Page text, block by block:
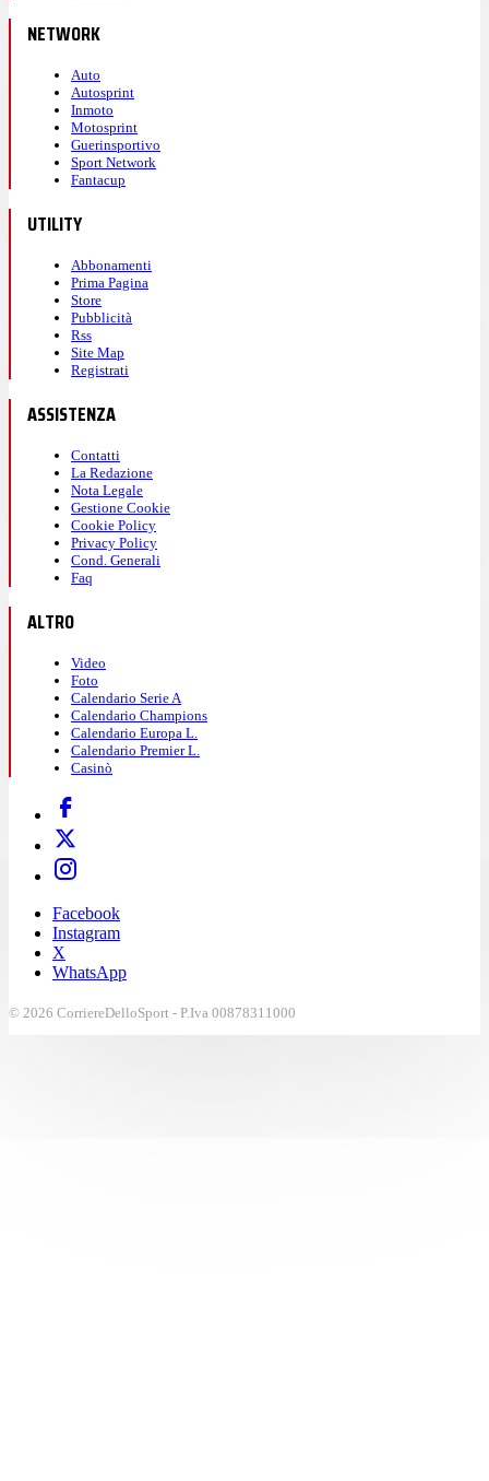
NETWORK
Auto
Autosprint
Inmoto
Motosprint
Guerinsportivo
Sport Network
Fantacup
UTILITY
Abbonamenti
Prima Pagina
Store
Pubblicità
Rss
Site Map
Registrati
ASSISTENZA
Contatti
La Redazione
Nota Legale
Gestione Cookie
Cookie Policy
Privacy Policy
Cond. Generali
Faq
ALTRO
Video
Foto
Calendario Serie A
Calendario Champions
Calendario Europa L.
Calendario Premier L.
Casinò
Facebook
Instagram
X
WhatsApp
© 2026 CorriereDelloSport - P.Iva 00878311000